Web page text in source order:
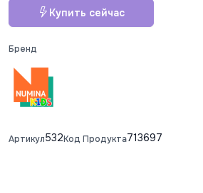
Купить сейчас
Бренд
Артикул532Код Продукта713697